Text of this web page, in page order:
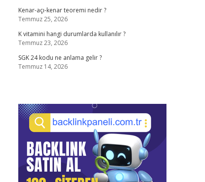
Kenar-açı-kenar teoremi nedir ?
Temmuz 25, 2026
K vitamini hangi durumlarda kullanılır ?
Temmuz 23, 2026
SGK 24 kodu ne anlama gelir ?
Temmuz 14, 2026